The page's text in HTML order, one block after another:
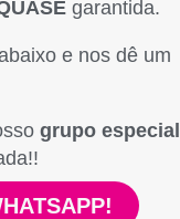
garantida.
e nos dê um
grupo especial